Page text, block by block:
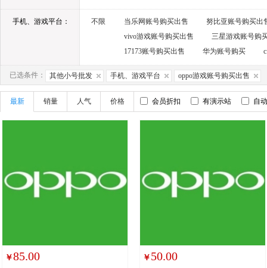
手机、游戏平台： 不限 当乐网账号购买出售
努比亚账号购买出
vivo游戏账号购买出售
三星游戏账号购
17173账号购买出售
华为账号购买
已选条件： 其他小号批发 手机、游戏平台 oppo游戏账号购买出售
最新 销量 人气 价格 会员折扣 有演示站 自
￥85.00 ￥ 50.00